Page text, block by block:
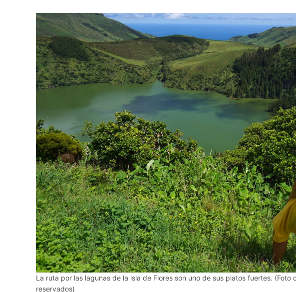
La ruta por las lagunas de la isla de Flores son uno de sus platos fuertes. (Foto
reservados)